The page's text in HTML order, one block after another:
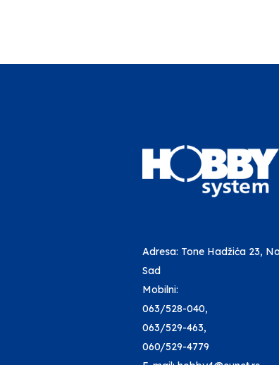
Adresa: Tone Hadžića 23,
Sad
Mobilni:
063/528-040,
063/529-463,
060/529-4779